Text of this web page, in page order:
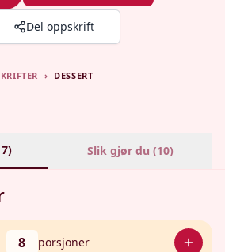
Del oppskrift
› DESSERT
) Slik gjør du (10)
8 porsjoner